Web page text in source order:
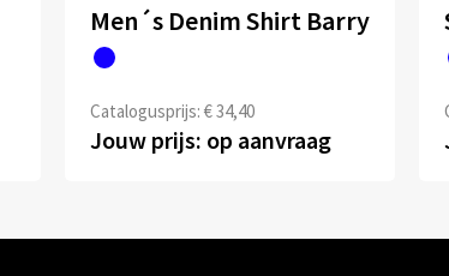
Men´s Denim Shirt Barry
Catalogusprijs: € 34,40
Jouw prijs: op aanvraag